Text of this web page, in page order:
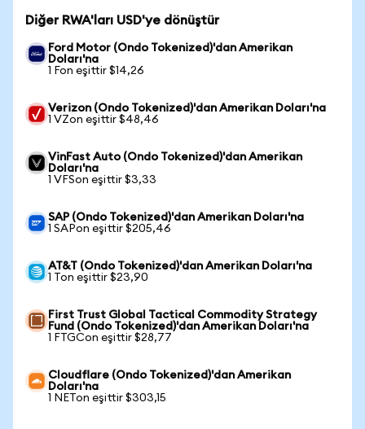
Diğer RWA'ları USD'ye dönüştür
Ford Motor (Ondo Tokenized)'dan Amerikan
Doları'na
1 Fon eşittir $14,26
Verizon (Ondo Tokenized)'dan Amerikan Doları'na
1 VZon eşittir $48,46
VinFast Auto (Ondo Tokenized)'dan Amerikan
Doları'na
1 VFSon eşittir $3,33
SAP (Ondo Tokenized)'dan Amerikan Doları'na
1 SAPon eşittir $205,46
AT&T (Ondo Tokenized)'dan Amerikan Doları'na
1 Ton eşittir $23,90
First Trust Global Tactical Commodity Strategy
Fund (Ondo Tokenized)'dan Amerikan Doları'na
1 FTGCon eşittir $28,77
Cloudflare (Ondo Tokenized)'dan Amerikan
Doları'na
1 NETon eşittir $303,15